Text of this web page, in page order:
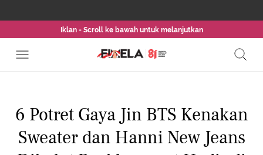
Iklan - Scroll ke bawah untuk melanjutkan
6 Potret Gaya Jin BTS Kenakan
Sweater dan Hanni New Jeans